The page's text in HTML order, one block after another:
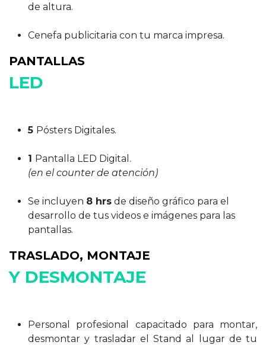
de altura.
Cenefa publicitaria con tu marca impresa.
PANTALLAS
LED
5 Pósters Digitales.
1 Pantalla LED Digital.
(en el counter de atención)
Se incluyen 8 hrs de diseño gráfico para el
desarrollo de tus videos e imágenes para las
pantallas.
TRASLADO, MONTAJE
Y DESMONTAJE
Personal profesional capacitado para montar,
desmontar y trasladar el Stand al lugar de tu